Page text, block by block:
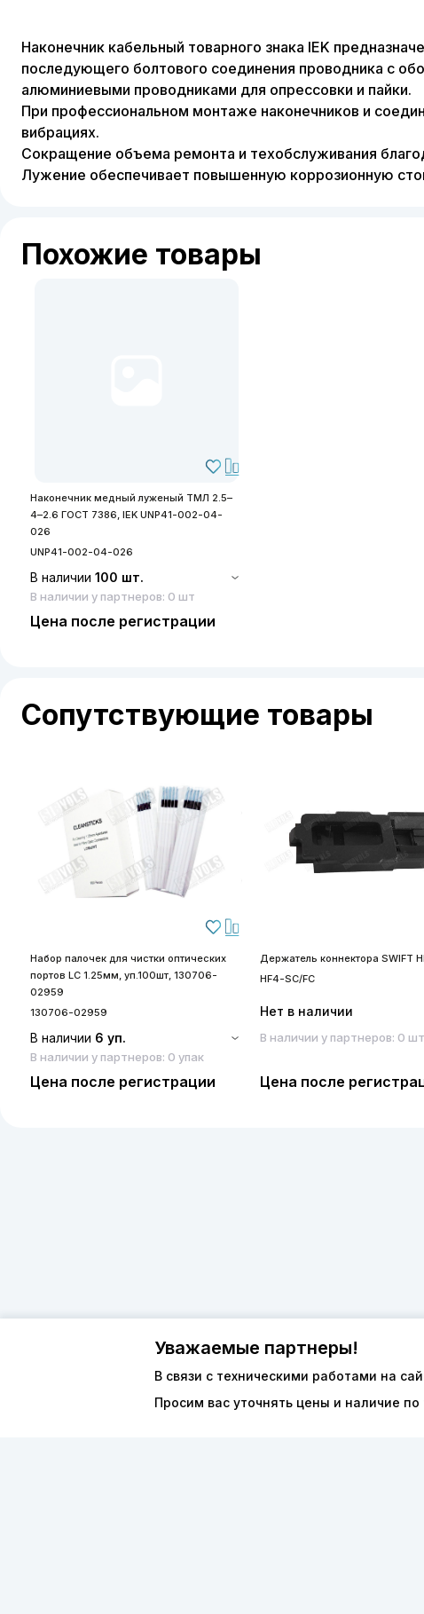
Наконечник кабельный товарного знака IEK
последующего болтового соединения проводника с
алюминиевыми проводниками для опрессовки и пайки.
При профессиональном монтаже наконечников и
вибрациях.
Сокращение объема ремонта и техобслуживания
Лужение обеспечивает повышенную коррозионную
Похожие товары
Наконечник медный луженый ТМЛ 2.5–
4–2.6 ГОСТ 7386, IEK UNP41-002-04-
026
UNP41-002-04-026
В наличии 100 шт.
В наличии у партнеров: 0 шт
Цена после регистрации
Сопутствующие товары
Набор палочек для чистки оптических
портов LC 1.25мм, уп.100шт, 130706-
02959
130706-02959
В наличии 6 уп.
В наличии у партнеров: 0 упак
Цена после регистрации
Держатель коннектора SWIFT
HF4-SC/FC
Нет в наличии
В наличии у партнеров: 0 шт
Цена после
Уважаемые партнеры!
В связи с техническими работами на
Просим вас уточнять цены и наличие
О компании